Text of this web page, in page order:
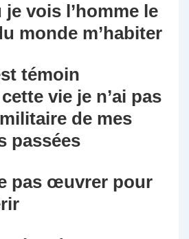
je vois l’homme le
monde m’habiter
témoin
vie je n’ai pas
de mes
passées
pas œuvrer pour